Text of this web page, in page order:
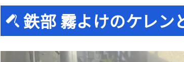
鉄部 霧よけのケレン